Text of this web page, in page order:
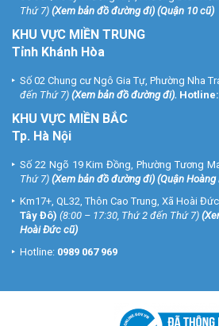
Thứ 7) (Xem bản đồ đường đi) (Quận 10 cũ)
KHU VỰC MIỀN TRUNG
Tỉnh Khánh Hòa
Số 02 Chung cư Ngô Gia Tự, Phường Nha
đến Thứ 7) (Xem bản đồ đường đi). Hotline:
KHU VỰC MIỀN BẮC
Tp. Hà Nội
Số 22 Ngõ 19 Kim Đồng, Phường Tương
Thứ 7) (Xem bản đồ đường đi) (Quận
Km17+, QL32, Thôn Cao Trung, Xã Hoài Đức
Tây Đô) (8:00 – 17:30, Thứ 2 đến Thứ 7) (
Hoài Đức cũ)
Hotline: 0989 067 969